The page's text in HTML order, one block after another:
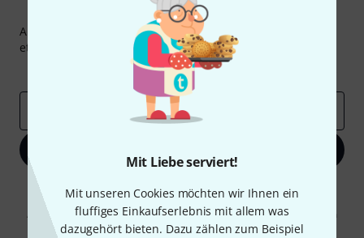
Mit Liebe serviert!
Mit unseren Cookies möchten wir Ihnen ein
fluffiges Einkaufserlebnis mit allem was
dazugehört bieten. Dazu zählen zum Beispiel
Thomann Newsletter
Abonniere den Thomann Newsletter und gewinne mit
etwas Glück einen von
50 Gutscheinenüber jeweils
Inspirierende Beiträge
Deals
Mit Klick auf „Jetzt anmelden“ stimmen Sie dem Erhalt von E-Mail-
Werbung und einer Messung des E-Mail-Nutzungsverhaltens zu. Die
Abmeldung ist jederzeit möglich. Weitere Informationen finden Sie in
unserenDatenschutzhinweisen.